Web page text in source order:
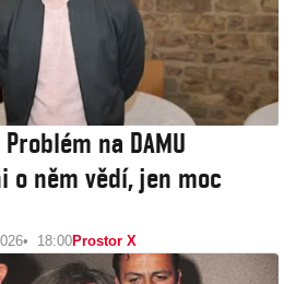
na DAMU
o něm vědí, jen moc
18:00Prostor X